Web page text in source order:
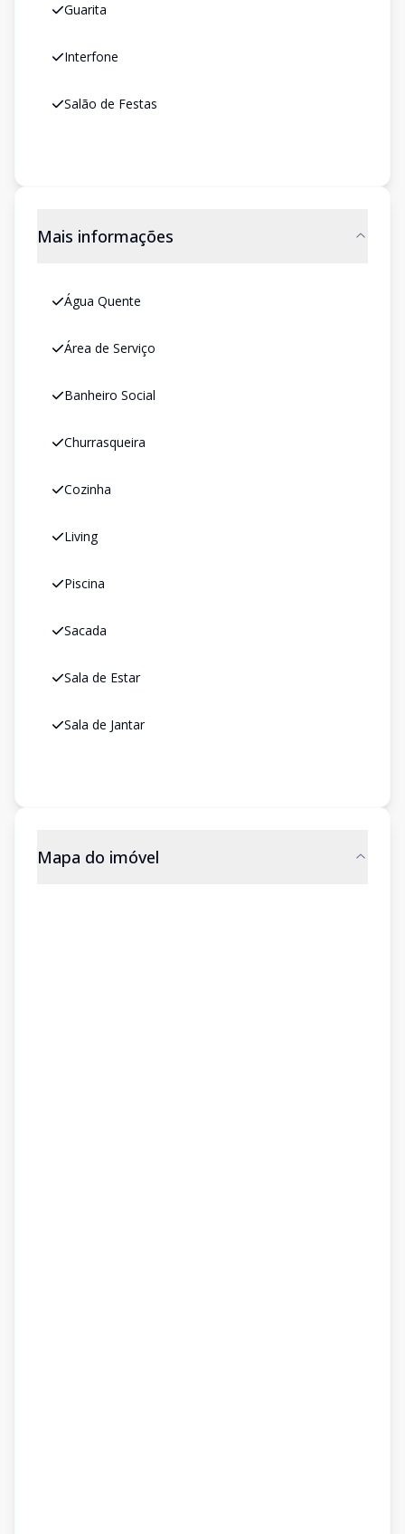
Guarita
Interfone
Salão de Festas
Mais informações
Água Quente
Área de Serviço
Banheiro Social
Churrasqueira
Cozinha
Living
Piscina
Sacada
Sala de Estar
Sala de Jantar
Mapa do imóvel